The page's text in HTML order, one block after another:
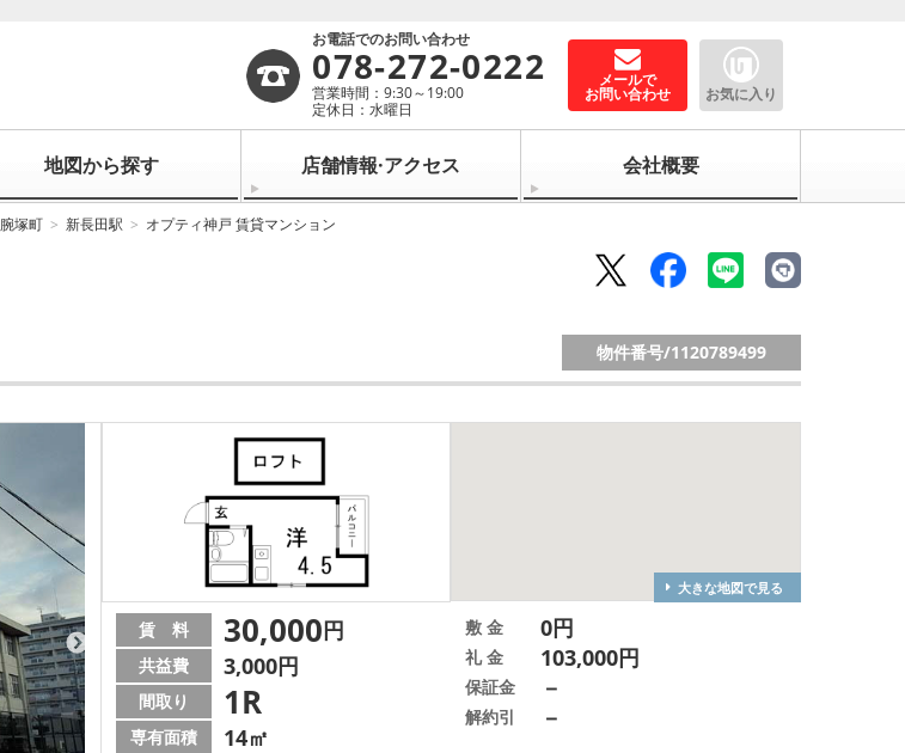
お電話でのお問い合わせ
078-272-0222
営業時間：9:30～19:00
定休日：水曜日
メールで
お問い合わせ お気に入り
地図から探す 店舗情報·アクセス 会社概要
腕塚町 新長田駅 オプティ神戸 賃貸マンション
物件番号/1120789499
大きな地図で見る
賃 料 30,000円
共益費 3,000円
間取り 1R
専有面積 14㎡
敷 金 0円
礼 金 103,000円
保証金 －
解約引 －